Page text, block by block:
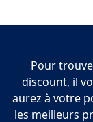
Pour
discount, il
aurez à votre
les meilleurs